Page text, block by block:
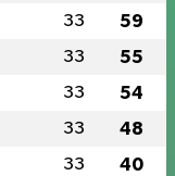
33 59
33 55
33 54
33 48
33 40